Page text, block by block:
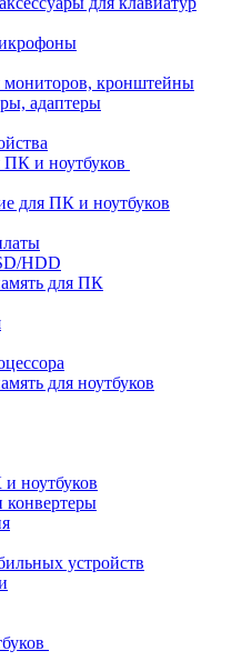
мониторов, кронштейны
адаптеры
и ноутбуков
для ПК и ноутбуков
HDD
для ПК
для ноутбуков
ноутбуков
конвертеры
устройств